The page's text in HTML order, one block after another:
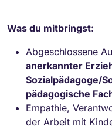
Was du mitbringst:
Abgeschlossene
anerkannter
Sozialpädagoge/
pädagogische
Empathie,
der Arbeit mit